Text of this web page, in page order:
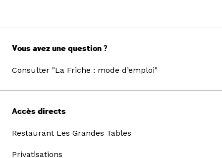
Vous avez une question ?
Consulter "La Friche : mode d’emploi"
Accès directs
Restaurant Les Grandes Tables
Privatisations